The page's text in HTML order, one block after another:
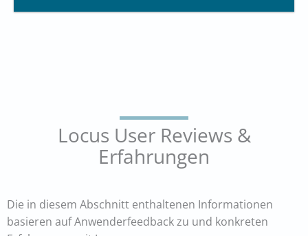
Locus User Reviews &
Erfahrungen
Die in diesem Abschnitt enthaltenen Informationen
basieren auf Anwenderfeedback zu und konkreten